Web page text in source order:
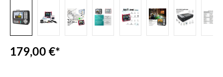
179,00 €*